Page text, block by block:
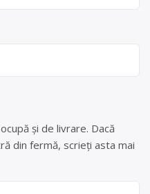
și de livrare. Dacă
din fermă, scrieți asta mai